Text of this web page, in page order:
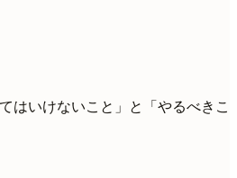
はいけないこと」と「やるべきこ